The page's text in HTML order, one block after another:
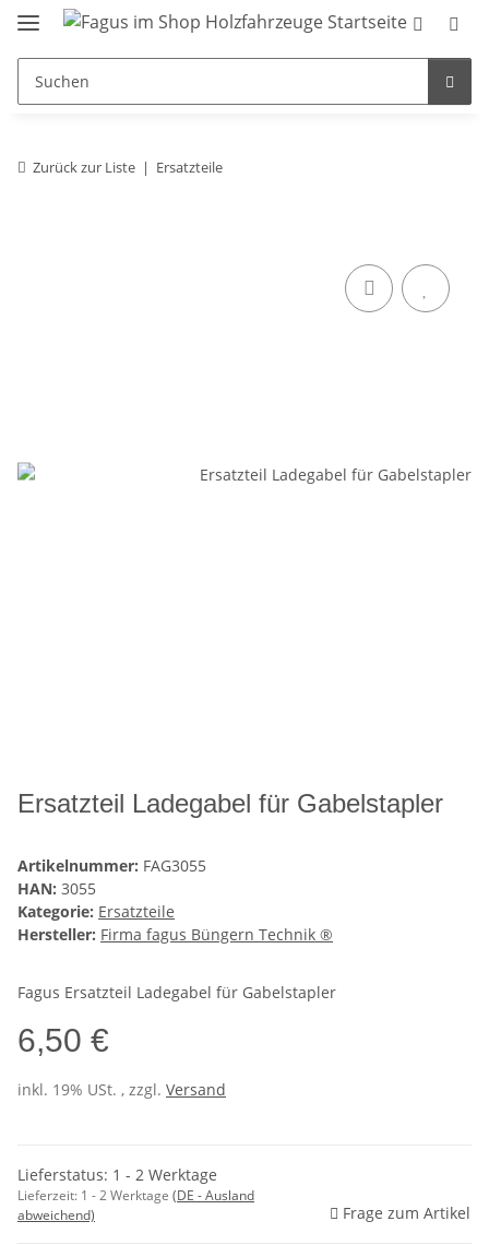
Zurück zur Liste Ersatzteile
Ersatzteil Ladegabel für Gabelstapler
Artikelnummer: FAG3055
HAN: 3055
Kategorie: Ersatzteile
Hersteller: Firma fagus Büngern Technik ®
Fagus Ersatzteil Ladegabel für Gabelstapler
6,50 €
inkl. 19% USt. , zzgl. Versand
Lieferstatus: 1 - 2 Werktage
Lieferzeit: 1 - 2 Werktage (DE - Ausland
abweichend)
Frage zum Artikel